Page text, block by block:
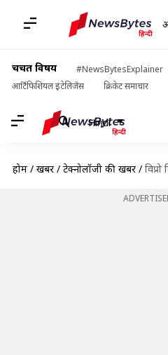
चर्चित विषय #NewsBytesExplainer
आर्टिफिशियल इंटेलिजेंस
क्रिकेट समाचार
Hindi
होम / खबरें / टेक्नोलॉजी की खबरें / विप्रो